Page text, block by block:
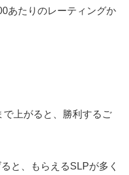
あたりのレーティングか
で上がると、勝利するご
と、もらえるSLPが多く